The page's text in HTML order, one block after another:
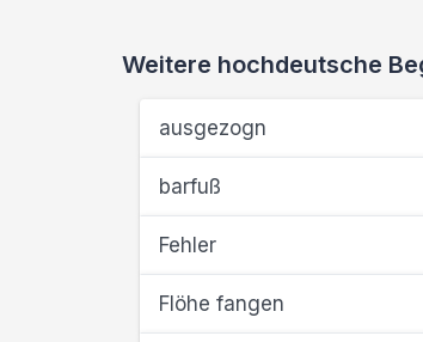
Weitere hochdeutsche
ausgezogn
barfuß
Fehler
Flöhe fangen